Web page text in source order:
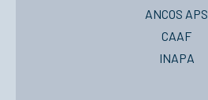
ANCOS APS
CAAF
INAPA